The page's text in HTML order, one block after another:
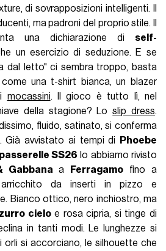
di sovrapposizioni intelligenti. Il
ma padroni del proprio stile. Il
una dichiarazione di self-
un esercizio di seduzione. E se
dal letto" ci sembra troppo, basta
una t-shirt bianca, un blazer
mocassini. Il gioco è tutto lì, nel
della stagione? Loslip dress.
fluido, satinato, si conferma
Già avvistato ai tempi di
Phoebe
passerelle SS26 lo abbiamo rivisto
Gabbana a Ferragamo fino a
da inserti in pizzo e
Bianco ottico, nero inchiostro, ma
cieloe rosa cipria, si tinge di
in tanti modi. Le lunghezze si
orli si accorciano, le silhouette che